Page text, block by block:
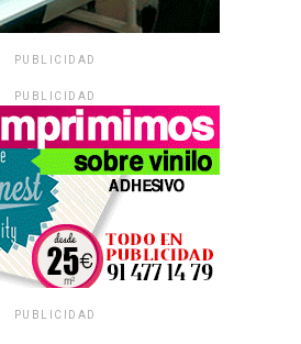
PUBLICIDAD
PUBLICIDAD
PUBLICIDAD